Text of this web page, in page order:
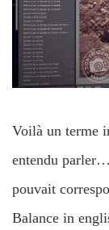
Voilà un terme
entendu
pouvait
Balance in